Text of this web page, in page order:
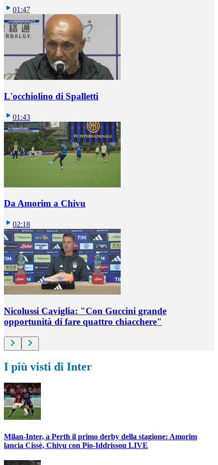
01:47
L'occhiolino di Spalletti
01:43
Da Amorim a Chivu
02:18
Nicolussi Caviglia: "Con Guccini grande
opportunità di fare quattro chiacchere"
I più visti di Inter
Milan-Inter, a Perth il primo derby della stagione: Amorim
lancia Cissè, Chivu con Pio-Iddrissou LIVE